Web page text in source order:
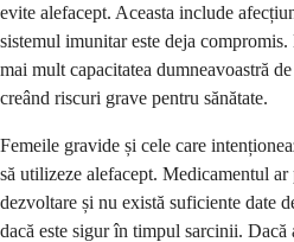
evite alefacept. Aceasta include
sistemul imunitar este deja
mai mult capacitatea dumneavoastră
creând riscuri grave pentru sănătate.
Femeile gravide și cele care
să utilizeze alefacept. Medicamentul
dezvoltare și nu există suficiente date
dacă este sigur în timpul sarcinii.